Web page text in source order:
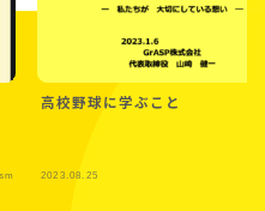
高校野球に学ぶこと
2023.08.25